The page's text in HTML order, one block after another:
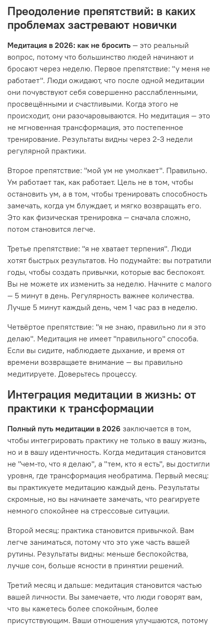
Преодоление препятствий: в каких
проблемах застревают новички
Медитация в 2026: как не бросить — это реальный
вопрос, потому что большинство людей начинают и
бросают через неделю. Первое препятствие: "у меня не
работает". Люди ожидают, что после одной медитации
они почувствуют себя совершенно расслабленными,
просвещёнными и счастливыми. Когда этого не
происходит, они разочаровываются. Но медитация — это
не мгновенная трансформация, это постепенное
тренирование. Результаты видны через 2-3 недели
регулярной практики.
Второе препятствие: "мой ум не умолкает". Правильно.
Ум работает так, как работает. Цель не в том, чтобы
остановить ум, а в том, чтобы тренировать способность
замечать, когда ум блуждает, и мягко возвращать его.
Это как физическая тренировка — сначала сложно,
потом становится легче.
Третье препятствие: "я не хватает терпения". Люди
хотят быстрых результатов. Но подумайте: вы потратили
годы, чтобы создать привычки, которые вас беспокоят.
Вы не можете их изменить за неделю. Начните с малого
— 5 минут в день. Регулярность важнее количества.
Лучше 5 минут каждый день, чем 1 час раз в неделю.
Четвёртое препятствие: "я не знаю, правильно ли я это
делаю". Медитация не имеет "правильного" способа.
Если вы сидите, наблюдаете дыхание, и время от
времени возвращаете внимание — вы правильно
медитируете. Доверьтесь процессу.
Интеграция медитации в жизнь: от
практики к трансформации
Полный путь медитации в 2026 заключается в том,
чтобы интегрировать практику не только в вашу жизнь,
но и в вашу идентичность. Когда медитация становится
не "чем-то, что я делаю", а "тем, кто я есть", вы достигли
уровня, где трансформация необратима. Первый месяц:
вы практикуете медитацию каждый день. Результаты
скромные, но вы начинаете замечать, что реагируете
немного спокойнее на стрессовые ситуации.
Второй месяц: практика становится привычкой. Вам
легче заниматься, потому что это уже часть вашей
рутины. Результаты видны: меньше беспокойства,
лучше сон, больше ясности в принятии решений.
Третий месяц и дальше: медитация становится частью
вашей личности. Вы замечаете, что люди говорят вам,
что вы кажетесь более спокойным, более
присутствующим. Ваши отношения улучшаются, потому